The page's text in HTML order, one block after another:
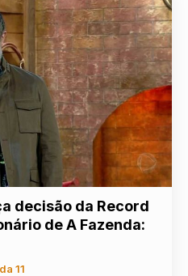
decisão da Record
de A Fazenda:
11